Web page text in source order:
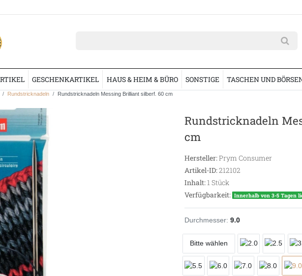
GESCHENKARTIKEL HAUS & HEIM & BÜRO SONSTIGE TASCHEN UND
Rundstricknadeln Rundstricknadeln Messing Brilliant silberf. 60 cm
Rundstricknadeln
cm
Hersteller:Prym Consumer
Artikel-ID:212102
Inhalt:1 Stück
Verfügbarkeit: Innerhalb von 3-5 Tagen
Durchmesser: 9.0
Bitte wählen